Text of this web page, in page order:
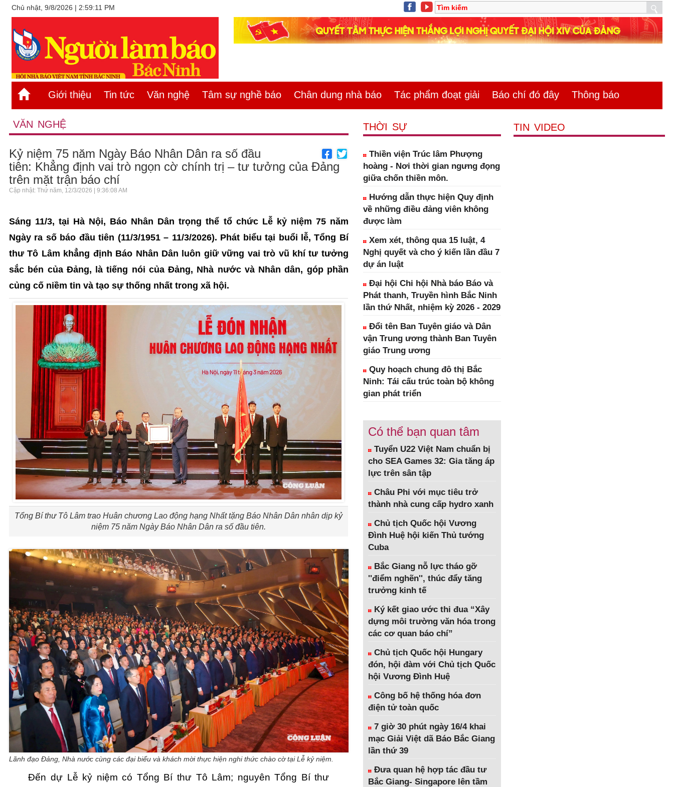
Chủ nhật, 9/8/2026 | 2:59:11 PM
Giới thiệu Tin tức Văn nghệ Tâm sự nghề báo Chân dung nhà báo Tác phẩm đoạt giải Báo chí đó đây Thông báo
VĂN NGHỆ
Kỷ niệm 75 năm Ngày Báo Nhân Dân ra số đầu
tiên: Khẳng định vai trò ngọn cờ chính trị – tư tưởng của Đảng
trên mặt trận báo chí
Cập nhật: Thứ năm, 12/3/2026 | 9:36:08 AM
Sáng 11/3, tại Hà Nội, Báo Nhân Dân trọng thể tổ chức Lễ kỷ niệm 75 năm
Ngày ra số báo đầu tiên (11/3/1951 – 11/3/2026). Phát biểu tại buổi lễ, Tổng Bí
thư Tô Lâm khẳng định Báo Nhân Dân luôn giữ vững vai trò vũ khí tư tưởng
sắc bén của Đảng, là tiếng nói của Đảng, Nhà nước và Nhân dân, góp phần
củng cố niềm tin và tạo sự thống nhất trong xã hội.
Tổng Bí thư Tô Lâm trao Huân chương Lao động hạng Nhất tặng Báo Nhân Dân nhân dịp kỷ
niệm 75 năm Ngày Báo Nhân Dân ra số đầu tiên.
Lãnh đạo Đảng, Nhà nước cùng các đại biểu và khách mời thực hiện nghi thức chào cờ tại Lễ kỷ niệm.
Đến dự Lễ kỷ niệm có Tổng Bí thư Tô Lâm; nguyên Tổng Bí thư
THỜI SỰ
Thiền viện Trúc lâm Phượng
hoàng - Nơi thời gian ngưng đọng
giữa chốn thiền môn.
Hướng dẫn thực hiện Quy định
về những điều đảng viên không
được làm
Xem xét, thông qua 15 luật, 4
Nghị quyết và cho ý kiến lần đầu 7
dự án luật
Đại hội Chi hội Nhà báo Báo và
Phát thanh, Truyền hình Bắc Ninh
lần thứ Nhất, nhiệm kỳ 2026 - 2029
Đổi tên Ban Tuyên giáo và Dân
vận Trung ương thành Ban Tuyên
giáo Trung ương
Quy hoạch chung đô thị Bắc
Ninh: Tái cấu trúc toàn bộ không
gian phát triển
Có thể bạn quan tâm
Tuyển U22 Việt Nam chuẩn bị
cho SEA Games 32: Gia tăng áp
lực trên sân tập
Châu Phi với mục tiêu trở
thành nhà cung cấp hydro xanh
Chủ tịch Quốc hội Vương
Đình Huệ hội kiến Thủ tướng
Cuba
Bắc Giang nỗ lực tháo gỡ
''điểm nghẽn'', thúc đẩy tăng
trưởng kinh tế
Ký kết giao ước thi đua “Xây
dựng môi trường văn hóa trong
các cơ quan báo chí”
Chủ tịch Quốc hội Hungary
đón, hội đàm với Chủ tịch Quốc
hội Vương Đình Huệ
Công bố hệ thống hóa đơn
điện tử toàn quốc
7 giờ 30 phút ngày 16/4 khai
mạc Giải Việt dã Báo Bắc Giang
lần thứ 39
Đưa quan hệ hợp tác đầu tư
Bắc Giang- Singapore lên tầm
TIN VIDEO